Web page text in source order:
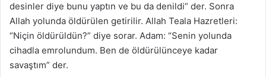
desinler diye bunu yaptın ve bu da denildi” der. Sonra
Allah yolunda öldürülen getirilir. Allah Teala Hazretleri:
“Niçin öldürüldün?” diye sorar. Adam: “Senin yolunda
cihadla emrolundum. Ben de öldürülünceye kadar
savaştım” der.